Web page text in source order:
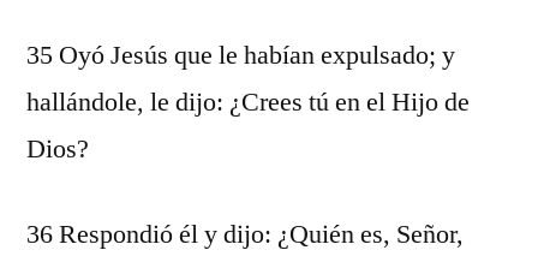
35 Oyó Jesús que le habían expulsado; y
hallándole, le dijo: ¿Crees tú en el Hijo de
Dios?
36 Respondió él y dijo: ¿Quién es, Señor,